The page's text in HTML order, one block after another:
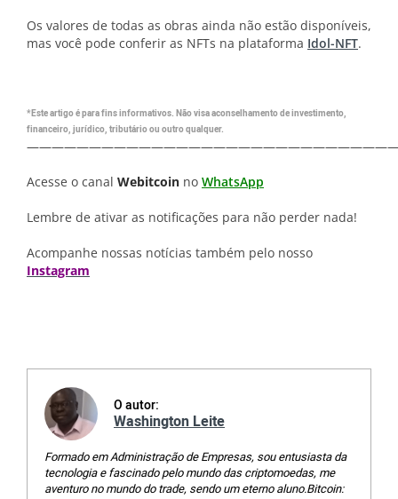
Os valores de todas as obras ainda não estão disponíveis,
mas você pode conferir as NFTs na plataforma Idol-NFT.
*Este artigo é para fins informativos. Não visa aconselhamento de investimento,
financeiro, jurídico, tributário ou outro qualquer.
Acesse o canal Webitcoin no WhatsApp
Lembre de ativar as notificações para não perder nada!
Acompanhe nossas notícias também pelo nosso
Instagram
O autor:
Washington Leite
Formado em Administração de Empresas, sou entusiasta da
tecnologia e fascinado pelo mundo das criptomoedas, me
aventuro no mundo do trade, sendo um eterno aluno.Bitcoin: